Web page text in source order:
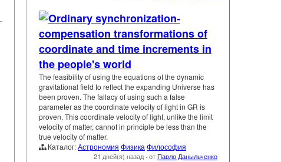
Ordinary synchronization-
compensation transformations of
coordinate and time increments in
the people's world
The feasibility of using the equations of the dynamic
gravitational field to reflect the expanding Universe has
been proven. The fallacy of using such a false
parameter as the coordinate velocity of light in GR is
proven. This coordinate velocity of light, unlike the limit
velocity of matter, cannot in principle be less than the
true velocity of matter.
Каталог:Астрономия Физика Философия
21 дней(я) назад· отПавло Даныльченко